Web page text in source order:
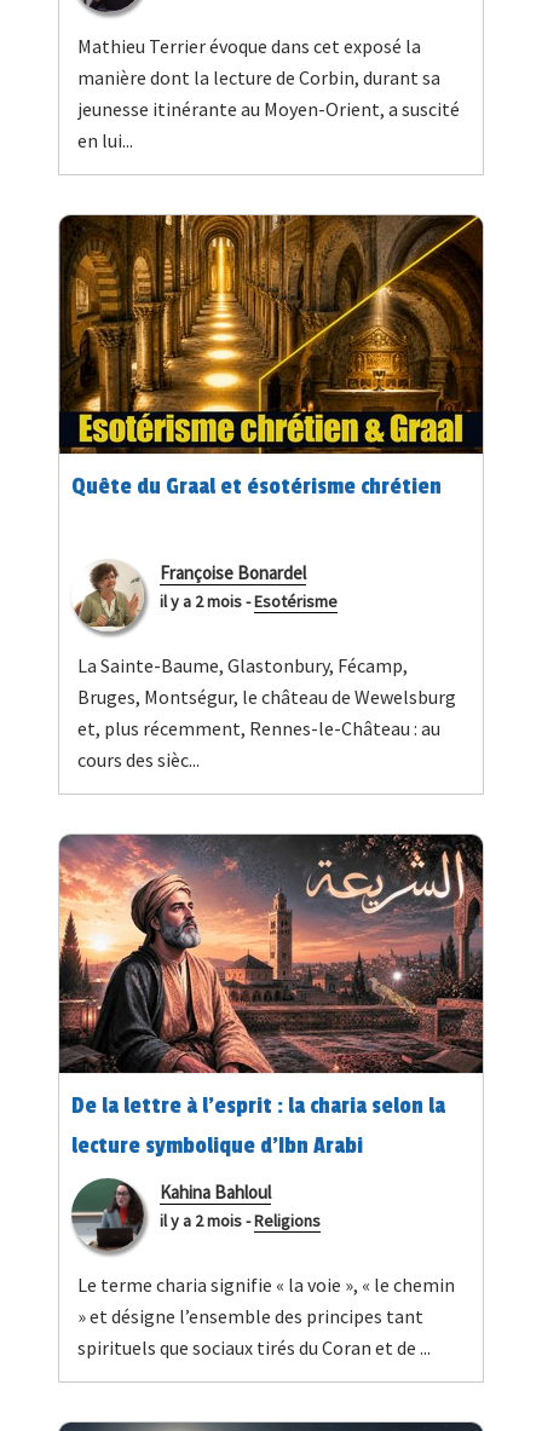
Mathieu Terrier évoque dans cet exposé la
manière dont la lecture de Corbin, durant sa
jeunesse itinérante au Moyen-Orient, a suscité
en lui...
Quête du Graal et ésotérisme chrétien
Françoise Bonardel
il y a 2 mois-Esotérisme
La Sainte-Baume, Glastonbury, Fécamp,
Bruges, Montségur, le château de Wewelsburg
et, plus récemment, Rennes-le-Château : au
cours des sièc...
De la lettre à l’esprit : la charia selon la
lecture symbolique d’Ibn Arabi
Kahina Bahloul
il y a 2 mois-Religions
Le terme charia signifie « la voie », « le chemin
» et désigne l’ensemble des principes tant
spirituels que sociaux tirés du Coran et de ...